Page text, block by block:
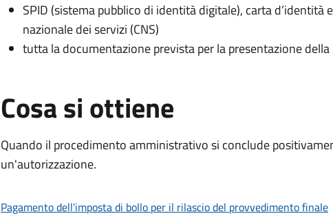
SPID (sistema pubblico di identità digitale), carta d’identità
nazionale dei servizi (CNS)
tutta la documentazione prevista per la presentazione della
Cosa si ottiene
Quando il procedimento amministrativo si conclude
un'autorizzazione.
Pagamento dell'imposta di bollo per il rilascio del provvedimento finale